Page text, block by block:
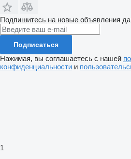
Подпишитесь на новые объявления
Подписаться
Нажимая, вы соглашаетесь с нашей
конфиденциальности и
1